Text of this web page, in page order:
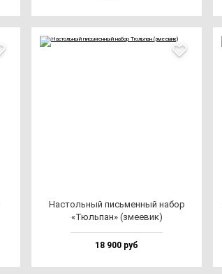
Нас­толь­ный пись­мен­ный на­бор
«Тюль­пан» (зме­евик)
18 900 руб